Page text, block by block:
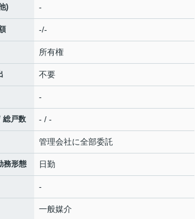
) -
-/-
所有権
不要
-
総戸数 - / -
管理会社に全部委託
務形態 日勤
-
一般媒介